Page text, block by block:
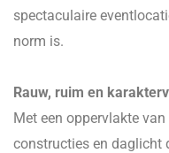
spectaculaire
norm is.
Rauw, ruim en
Met een oppervlakte
constructies en daglicht